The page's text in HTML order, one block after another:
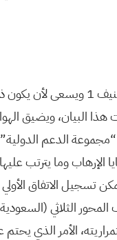
يطرح بيان فيينا نفسه كإطار دولي لحل الأزمة
هذا البيان، ويضيق
الدعم
الإرهاب وما يترتب
تسجيل الاتفاق
الثلاثي
الأمر الذي يحتم